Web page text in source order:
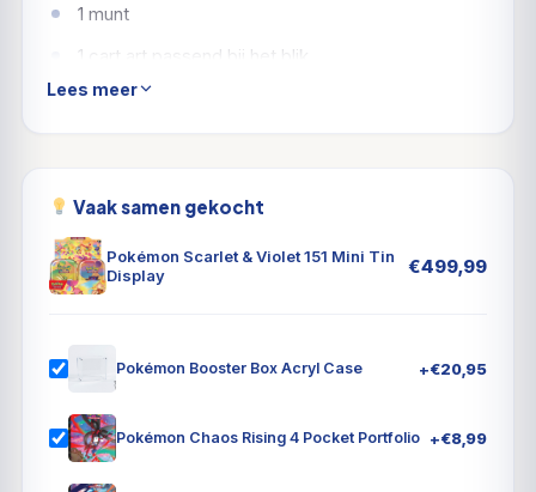
1 munt
1 cart art passend bij het blik
Squirtle en beleef een gloednieuwe dageraad in
Kanto! Met deze nieuwe dag komt er een nieuwe
kans om oude vrienden op te sporen, nieuwe partners
te maken en alle originele 151 te vangen. Ontdek de
Blastoise ex op speciale kaarten met boeiende
illustraties, en verken de steden en het platteland van
een nieuw leven ingeblazen land - misschien vind je
zelfs de ongrijpbare Mew ex tijdens je reizen. In de
uitbreiding Scarlet & Violet-151 ontvouwen zich
Lees meer
Vaak samen gekocht
Pokémon Scarlet & Violet 151 Mini Tin
Display
€499,99
Pokémon Booster Box Acryl Case +€20,95
Pokémon Chaos Rising 4 Pocket Portfolio +€8,99